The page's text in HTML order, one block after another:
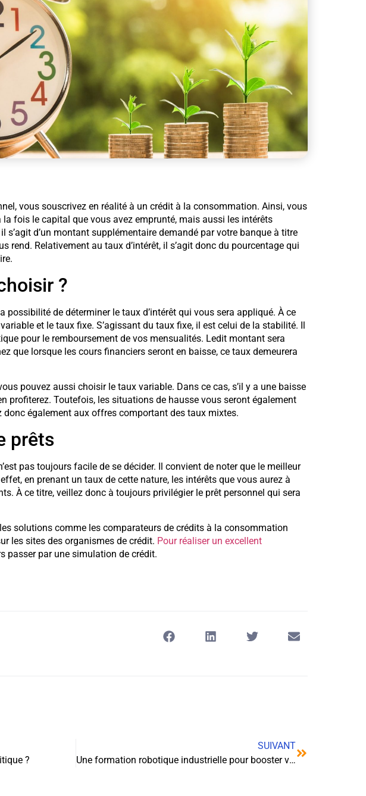
vous souscrivez en réalité à un crédit à la consommation. Ainsi, vous
la fois le capital que vous avez emprunté, mais aussi les intérêts
s’agit d’un montant supplémentaire demandé par votre banque à titre
rend. Relativement au taux d’intérêt, il s’agit donc du pourcentage qui
?
possibilité de déterminer le taux d’intérêt qui vous sera appliqué. À ce
et le taux fixe. S’agissant du taux fixe, il est celui de la stabilité. Il
pour le remboursement de vos mensualités. Ledit montant sera
que lorsque les cours financiers seront en baisse, ce taux demeurera
pouvez aussi choisir le taux variable. Dans ce cas, s’il y a une baisse
profiterez. Toutefois, les situations de hausse vous seront également
donc également aux offres comportant des taux mixtes.
prêts
pas toujours facile de se décider. Il convient de noter que le meilleur
en prenant un taux de cette nature, les intérêts que vous aurez à
À ce titre, veillez donc à toujours privilégier le prêt personnel qui sera
solutions comme les comparateurs de crédits à la consommation
les sites des organismes de crédit. Pour réaliser un excellent
passer par une simulation de crédit.
?
SUIVANT
Une formation robotique industrielle pour booster votre activité